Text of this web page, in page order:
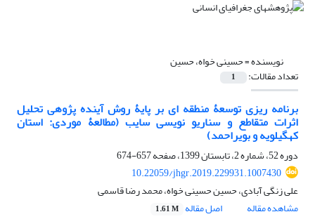
نویسنده =حسینی خواه، حسین
تعداد مقالات: 1
برنامه ریزی توسعۀ منطقه ای بر پایۀ روش آینده پژوهی تحلیل
اثرات متقاطع و سناریو نویسی سایب (مطالعۀ موردی: استان
کهگیلویه و بویراحمد)
دوره 52، شماره 2، تابستان 1399، صفحه
657-674
10.22059/jhgr.2019.229931.1007430
علی زنگی آبادی، حسین حسینی خواه، محمد رضا قاسمی
مشاهده مقاله
اصل مقاله 1.61 M